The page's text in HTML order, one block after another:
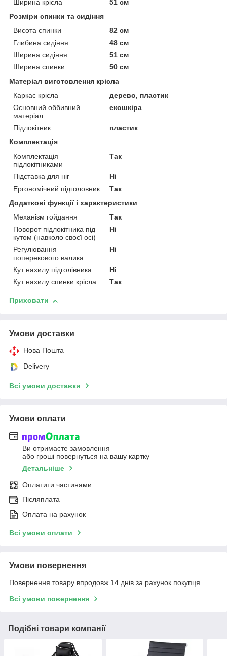
Ширина крісла
51 см
Розміри спинки та сидіння
Висота спинки
82 см
Глибина сидіння
48 см
Ширина сидіння
51 см
Ширина спинки
50 см
Матеріал виготовлення крісла
Каркас крісла
дерево, пластик
Основний оббивний
матеріал
екошкіра
Підлокітник
пластик
Комплектація
Комплектація
підлокітниками
Так
Підставка для ніг
Ні
Ергономічний підголовник
Так
Додаткові функції і характеристики
Механізм гойдання
Так
Поворот підлокітника під
кутом (навколо своєї осі)
Ні
Регулювання
поперекового валика
Ні
Кут нахилу підголівника
Ні
Кут нахилу спинки крісла
Так
Приховати
Умови доставки
Нова Пошта
Delivery
Всі умови доставки
Умови оплати
Ви отримаєте замовлення
або гроші повернуться на вашу картку
Детальніше
Оплатити частинами
Післяплата
Оплата на рахунок
Всі умови оплати
Умови повернення
Повернення товару впродовж 14 днів за рахунок покупця
Всі умови повернення
Подібні товари компанії